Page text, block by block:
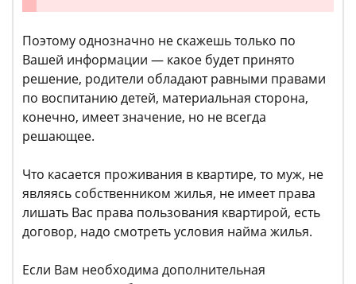
Поэтому однозначно не скажешь только по
Вашей информации — какое будет принято
решение, родители обладают равными правами
по воспитанию детей, материальная сторона,
конечно, имеет значение, но не всегда
решающее.
Что касается проживания в квартире, то муж, не
являясь собственником жилья, не имеет права
лишать Вас права пользования квартирой, есть
договор, надо смотреть условия найма жилья.
Если Вам необходима дополнительная